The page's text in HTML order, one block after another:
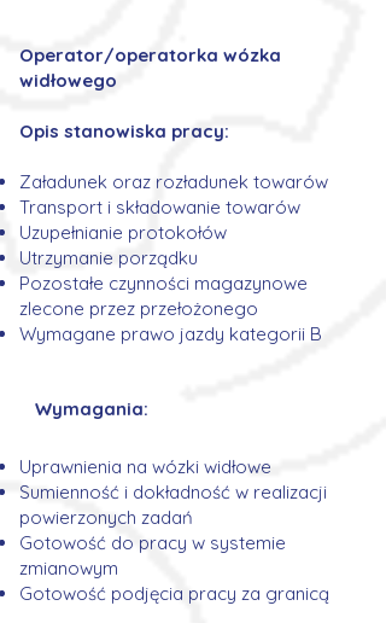
Operator/operatorka wózka
widłowego
Opis stanowiska pracy:
Załadunek oraz rozładunek towarów
Transport i składowanie towarów
Uzupełnianie protokołów
Utrzymanie porządku
Pozostałe czynności magazynowe
zlecone przez przełożonego
Wymagane prawo jazdy kategorii B
Wymagania:
Uprawnienia na wózki widłowe
Sumienność i dokładność w realizacji
powierzonych zadań
Gotowość do pracy w systemie
zmianowym
Gotowość podjęcia pracy za granicą